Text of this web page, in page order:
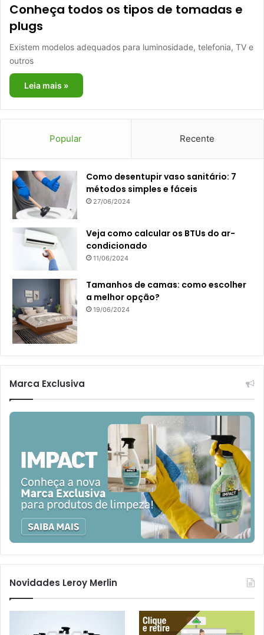
Conheça todos os tipos de tomadas e
plugs
Existem modelos adequados para luminosidade, telefonia, TV e
outros
Leia mais »
Popular Recente
Como desentupir vaso sanitário: 7
métodos simples e fáceis
27/06/2024
Veja como calcular os BTUs do ar-
condicionado
11/06/2024
Tamanhos de camas: como escolher
a melhor opção?
19/06/2024
Marca Exclusiva
Novidades Leroy Merlin